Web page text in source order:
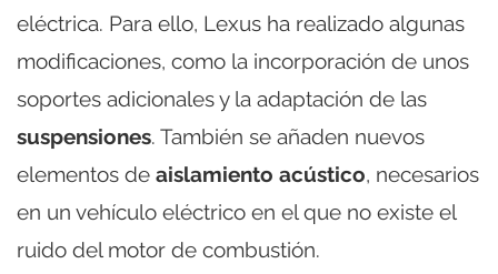
eléctrica. Para ello, Lexus ha realizado algunas
modificaciones, como la incorporación de unos
soportes adicionales y la adaptación de las
suspensiones. También se añaden nuevos
elementos de aislamiento acústico, necesarios
en un vehículo eléctrico en el que no existe el
ruido del motor de combustión.